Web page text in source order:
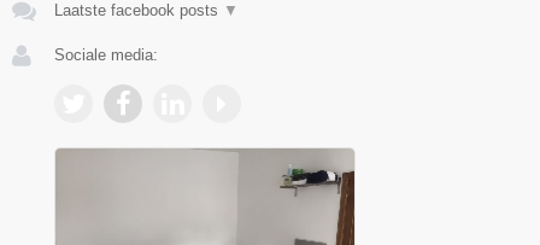
Laatste facebook posts ▼
Sociale media: